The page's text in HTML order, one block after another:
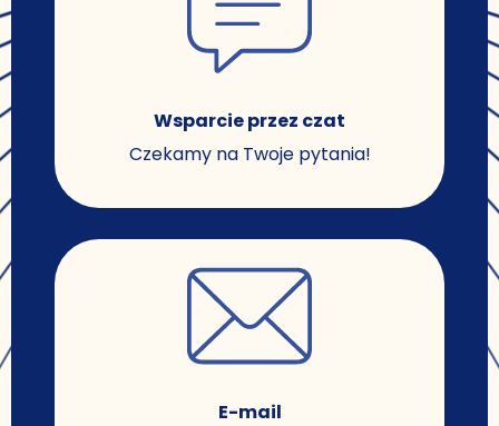
Wsparcie przez czat
Czekamy na Twoje pytania!
E-mail